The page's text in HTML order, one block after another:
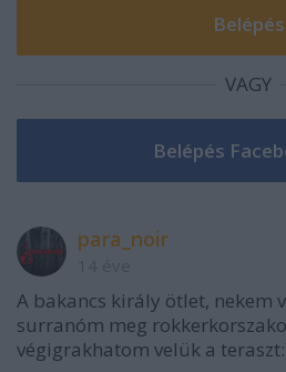
VAGY
para_noir
A bakancs király ötlet, nekem
surranóm meg
végigrakhatom velük a